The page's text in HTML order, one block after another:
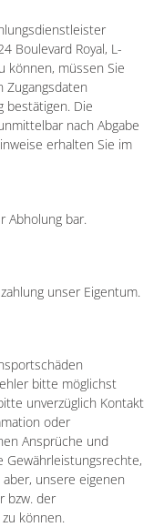
Boulevard Royal, L-
können, müssen Sie
Zugangsdaten
bestätigen. Die
nach Abgabe
erhalten Sie im
Abholung bar.
unser Eigentum.
bitte möglichst
unverzüglich Kontakt
oder
Ansprüche und
unsere eigenen
bzw. der
können.